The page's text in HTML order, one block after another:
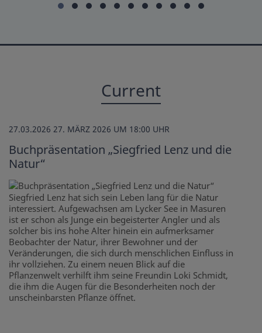
Current
27.03.2026 27. MÄRZ 2026 UM 18:00 UHR
Buchpräsentation „Siegfried Lenz und die
Natur“
Siegfried Lenz hat sich sein Leben lang für die Natur
interessiert. Aufgewachsen am Lycker See in Masuren
ist er schon als Junge ein begeisterter Angler und als
solcher bis ins hohe Alter hinein ein aufmerksamer
Beobachter der Natur, ihrer Bewohner und der
Veränderungen, die sich durch menschlichen Einfluss in
ihr vollziehen. Zu einem neuen Blick auf die
Pflanzenwelt verhilft ihm seine Freundin Loki Schmidt,
die ihm die Augen für die Besonderheiten noch der
unscheinbarsten Pflanze öffnet.